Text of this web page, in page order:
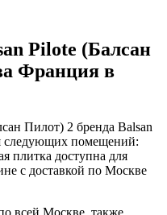
Pilote (Балсан
Франция в
Пилот) 2 бренда Balsan
следующих помещений:
плитка доступна для
с доставкой по Москве
всей Москве, также